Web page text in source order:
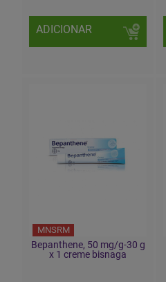
ADICIONAR
MNSRM
Bepanthene, 50 mg/g-30 g
x 1 creme bisnaga